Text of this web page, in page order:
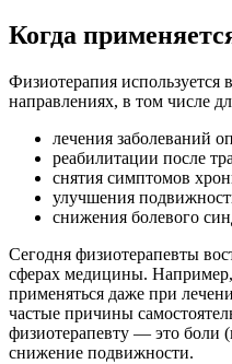
Когда
Физиотерапия
направлениях, в том числе
лечения заболеваний
реабилитации после
снятия симптомов
улучшения
снижения болевого
Сегодня физиотерапевты
сферах медицины.
применяться даже при
частые причины
физиотерапевту — это боли
снижение подвижности.